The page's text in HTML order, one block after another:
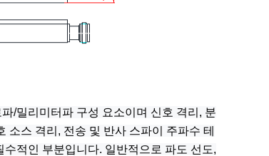
/밀리미터파 구성 요소이며 신호 격리, 분
소스 격리, 전송 및 반사 스파이 주파수 테
적인 부분입니다. 일반적으로 파도 선도,